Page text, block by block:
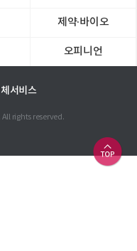
제약∙바이오
오피니언
서비스
rights reserved.